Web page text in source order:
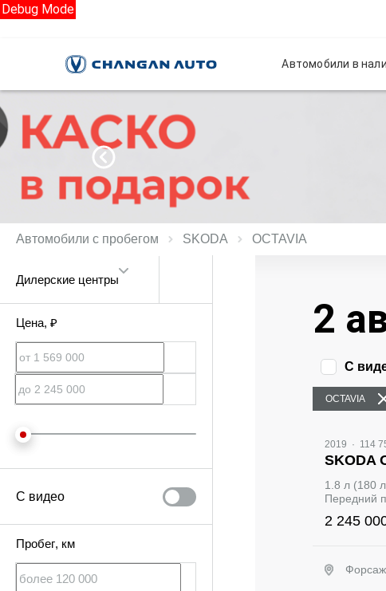
Debug Mode
Автомобили в
Автомобили с пробегом SKODA OCTAVIA
Дилерские центры
Цена, ₽
С видео
Пробег, км
2
OCTAVIA
С
2019 · 114
SKODA
1.8 л (180
Передний
2 245